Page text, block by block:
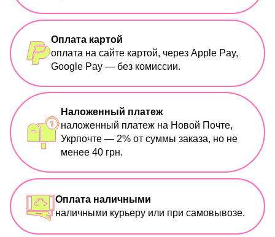
Оплата картой
оплата на сайте картой, через Apple Pay,
Google Pay — без комиссии.
Наложенный платеж
наложенный платеж на Новой Почте,
Укрпочте — 2% от суммы заказа, но не
менее 40 грн.
Оплата наличными
наличными курьеру или при самовывозе.